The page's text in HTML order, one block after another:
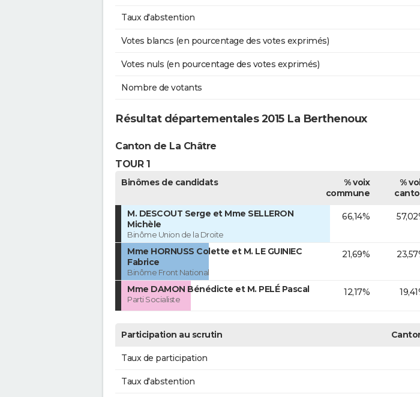
Taux d'abstention
Votes blancs (en pourcentage des votes exprimés)
Votes nuls (en pourcentage des votes exprimés)
Nombre de votants
Résultat départementales 2015 La Berthenoux
Canton de La Châtre
TOUR 1
Binômes de candidats
% voix
commune
%
M. DESCOUT Serge et Mme SELLERON
Michèle
Binôme Union de la Droite
66,14%
Mme HORNUSS Colette et M. LE GUINIEC
Fabrice
Binôme Front National
21,69%
Mme DAMON Bénédicte et M. PELÉ Pascal
Parti Socialiste
12,17%
Participation au scrutin
Taux de participation
Taux d'abstention